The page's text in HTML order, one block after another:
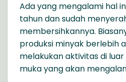
Ada yang mengalami hal
tahun dan sudah
membersihkannya.
produksi minyak berlebih
melakukan aktivitas di
muka yang akan